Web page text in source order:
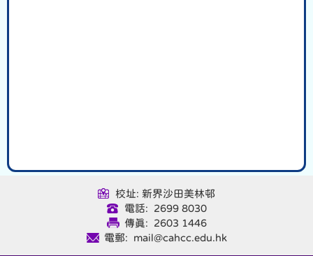
校址: 新界沙田美林邨
電話: 2699 8030
傳真: 2603 1446
電郵: mail@cahcc.edu.hk